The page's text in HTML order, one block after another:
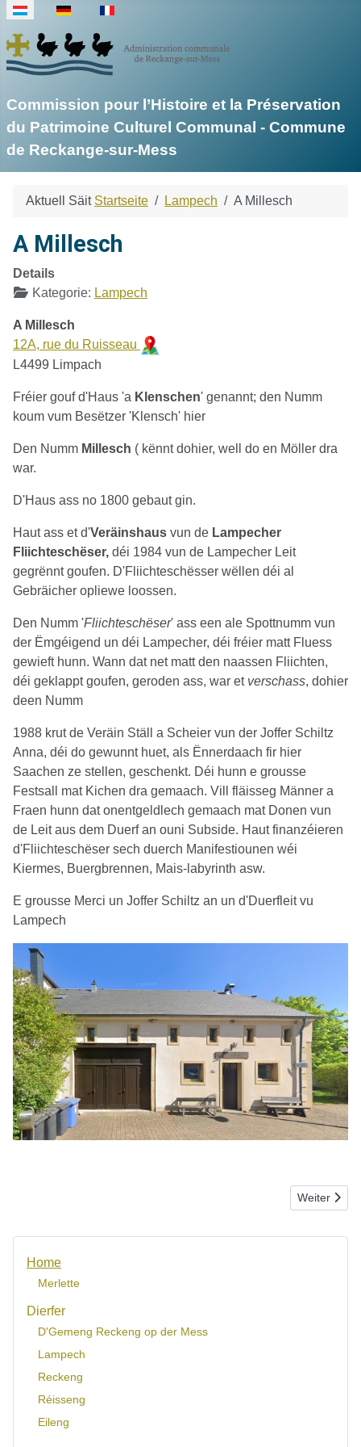
Sprache auswählen
Commission pour l’Histoire et la Préservation
du Patrimoine Culturel Communal - Commune
de Reckange-sur-Mess
Home
Merlette
Dierfer
D'Gemeng Reckeng op der Mess
Lampech
Reckeng
Réisseng
Eileng
Aktuell Säit Startseite Lampech A Millesch
A Millesch
Details
Kategorie: Lampech
A Millesch
12A, rue du Ruisseau
L4499 Limpach
Fréier gouf d'Haus 'a Klenschen' genannt; den Numm
koum vum Besëtzer 'Klensch' hier
Den Numm Millesch ( kënnt dohier, well do en Möller dra
war.
D'Haus ass no 1800 gebaut gin.
Haut ass et d'Veräinshaus vun de Lampecher
Fliichteschëser, déi 1984 vun de Lampecher Leit
gegrënnt goufen. D'Fliichteschësser wëllen déi al
Gebräicher opliewe loossen.
Den Numm 'Fliichteschëser' ass een ale Spottnumm vun
der Ëmgéigend un déi Lampecher, déi fréier matt Fluess
gewieft hunn. Wann dat net matt den naassen Fliichten,
déi geklappt goufen, geroden ass, war et verschass, dohier
deen Numm
1988 krut de Veräin Ställ a Scheier vun der Joffer Schiltz
Anna, déi do gewunnt huet, als Ënnerdaach fir hier
Saachen ze stellen, geschenkt. Déi hunn e grousse
Festsall mat Kichen dra gemaach. Vill fläisseg Männer a
Fraen hunn dat onentgeldlech gemaach mat Donen vun
de Leit aus dem Duerf an ouni Subside. Haut finanzéieren
d'Fliichteschëser sech duerch Manifestiounen wéi
Kiermes, Buergbrennen, Mais-labyrinth asw.
E grousse Merci un Joffer Schiltz an un d'Duerfleit vu
Lampech
Nächster
Weiter